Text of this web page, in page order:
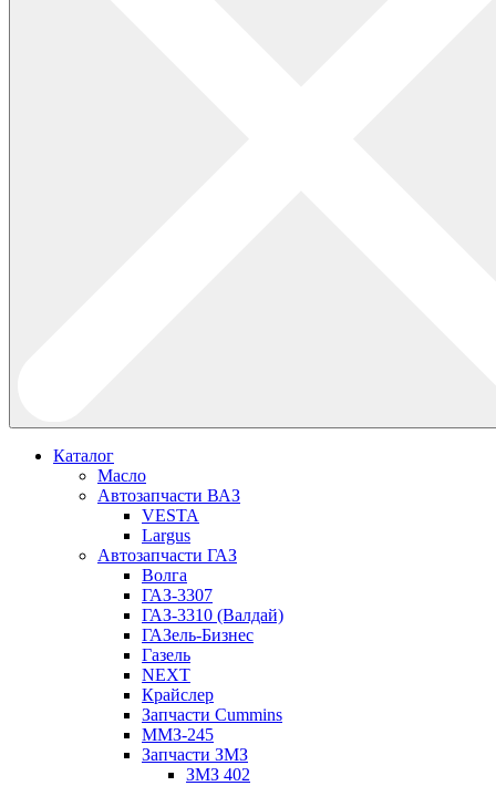
Каталог
Масло
Автозапчасти ВАЗ
VESTA
Largus
Автозапчасти ГАЗ
Волга
ГАЗ-3307
ГАЗ-3310 (Валдай)
ГАЗель-Бизнес
Газель
NEXT
Крайслер
Запчасти Cummins
ММЗ-245
Запчасти ЗМЗ
ЗМЗ 402